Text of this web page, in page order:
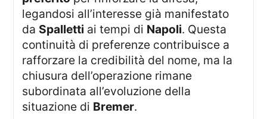
legandosi all’interesse già manifestato
da Spalletti ai tempi di Napoli. Questa
continuità di preferenze contribuisce a
rafforzare la credibilità del nome, ma la
chiusura dell’operazione rimane
subordinata all’evoluzione della
situazione di Bremer.